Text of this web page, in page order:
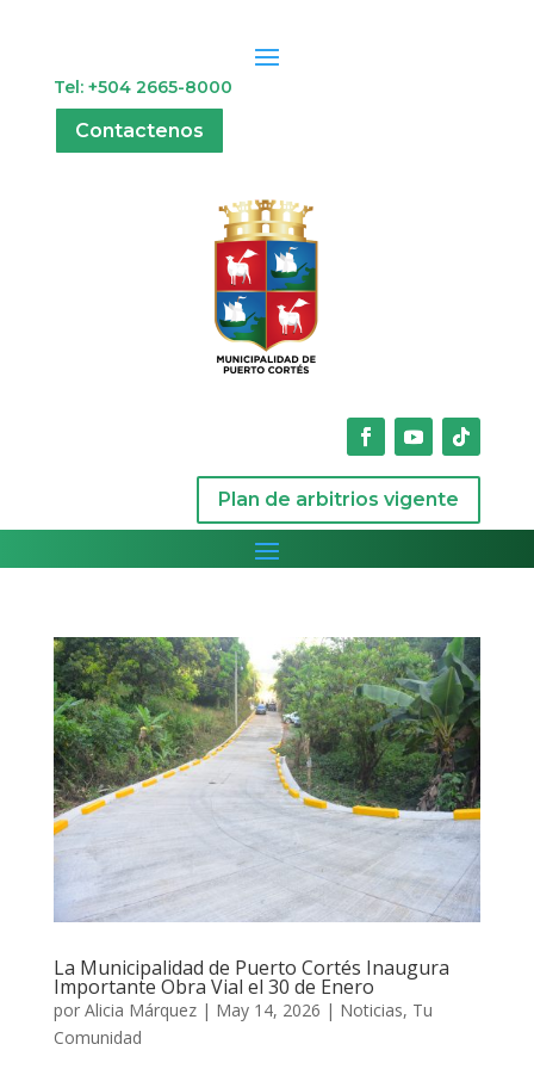
Tel: +504 2665-8000
Contactenos
Plan de arbitrios vigente
La Municipalidad de Puerto Cortés Inaugura
Importante Obra Vial el 30 de Enero
por Alicia Márquez| May 14, 2026 | Noticias, Tu
Comunidad